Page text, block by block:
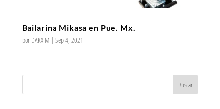
Bailarina Mikasa en Pue. Mx.
por DAKXIM | Sep 4, 2021